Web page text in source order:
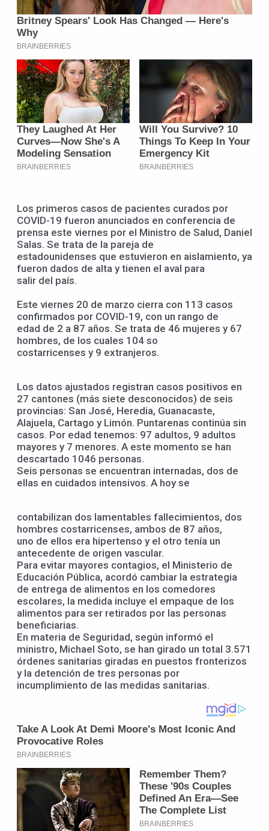
Los primeros casos de pacientes curados por
COVID-19 fueron anunciados en conferencia de
prensa este viernes por el Ministro de Salud, Daniel
Salas. Se trata de la pareja de
estadounidenses que estuvieron en aislamiento, ya
fueron dados de alta y tienen el aval para
salir del país.
Este viernes 20 de marzo cierra con 113 casos
confirmados por COVID-19, con un rango de
edad de 2 a 87 años. Se trata de 46 mujeres y 67
hombres, de los cuales 104 so
costarricenses y 9 extranjeros.
Los datos ajustados registran casos positivos en
27 cantones (más siete desconocidos) de seis
provincias: San José, Heredia, Guanacaste,
Alajuela, Cartago y Limón. Puntarenas continúa sin
casos. Por edad tenemos: 97 adultos, 9 adultos
mayores y 7 menores. A este momento se han
descartado 1046 personas.
Seis personas se encuentran internadas, dos de
ellas en cuidados intensivos. A hoy se
contabilizan dos lamentables fallecimientos, dos
hombres costarricenses, ambos de 87 años,
uno de ellos era hipertenso y el otro tenía un
antecedente de origen vascular.
Para evitar mayores contagios, el Ministerio de
Educación Pública, acordó cambiar la estrategia
de entrega de alimentos en los comedores
escolares, la medida incluye el empaque de los
alimentos para ser retirados por las personas
beneficiarias.
En materia de Seguridad, según informó el
ministro, Michael Soto, se han girado un total 3.571
órdenes sanitarias giradas en puestos fronterizos
y la detención de tres personas por
incumplimiento de las medidas sanitarias.